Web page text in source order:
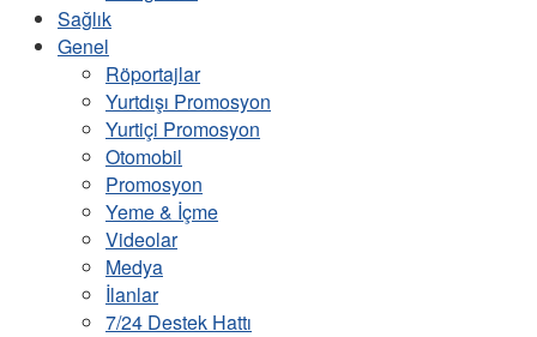
Sağlık
Genel
Röportajlar
Yurtdışı Promosyon
Yurtiçi Promosyon
Otomobil
Promosyon
Yeme & İçme
Videolar
Medya
İlanlar
7/24 Destek Hattı